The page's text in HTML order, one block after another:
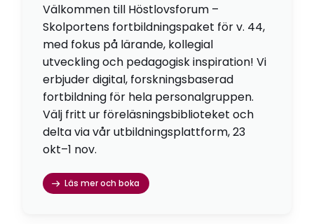
Välkommen till Höstlovsforum –
Skolportens fortbildningspaket för v. 44,
med fokus på lärande, kollegial
utveckling och pedagogisk inspiration! Vi
erbjuder digital, forskningsbaserad
fortbildning för hela personalgruppen.
Välj fritt ur föreläsningsbiblioteket och
delta via vår utbildningsplattform, 23
okt–1 nov.
Läs mer och boka